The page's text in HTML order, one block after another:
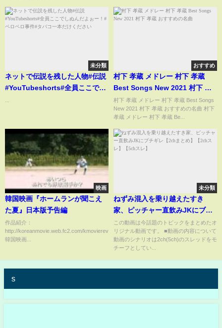
未分類
ネットで伝説を残した人物#伝説
#YouTubeshorts#全員ここでし
...
おすすめ
村下 孝蔵 メドレー 村下 孝蔵
Best Songs New 2021 村下 孝
蔵 おすすめの名曲
村下 孝蔵 メドレー 村下 孝蔵 Best Songs
New 2021 村下 孝蔵 おすすめの名曲 村下
孝蔵 メドレー 村下 孝蔵 Be...
映画
韓国映画『ホームランが聞こえ
た夏』日本版予告編
作品紹介：
http://koreanmovie.web.fc2.com/kmoviereview/glove/glove.html
韓国映画...
未分類
ねずみ混入を乗り越えたすき
家、ピッチャー直飲みJKにブチ
ギレ【2chまとめ】【2chスレ】
【5chスレ】
この動画は今話題のトピックをまとめたオ
リジナル動画です。 ■動画の内容について
動画のシナリオは2ch(5ch)のスレッドをモ
チーフとしてい...
s